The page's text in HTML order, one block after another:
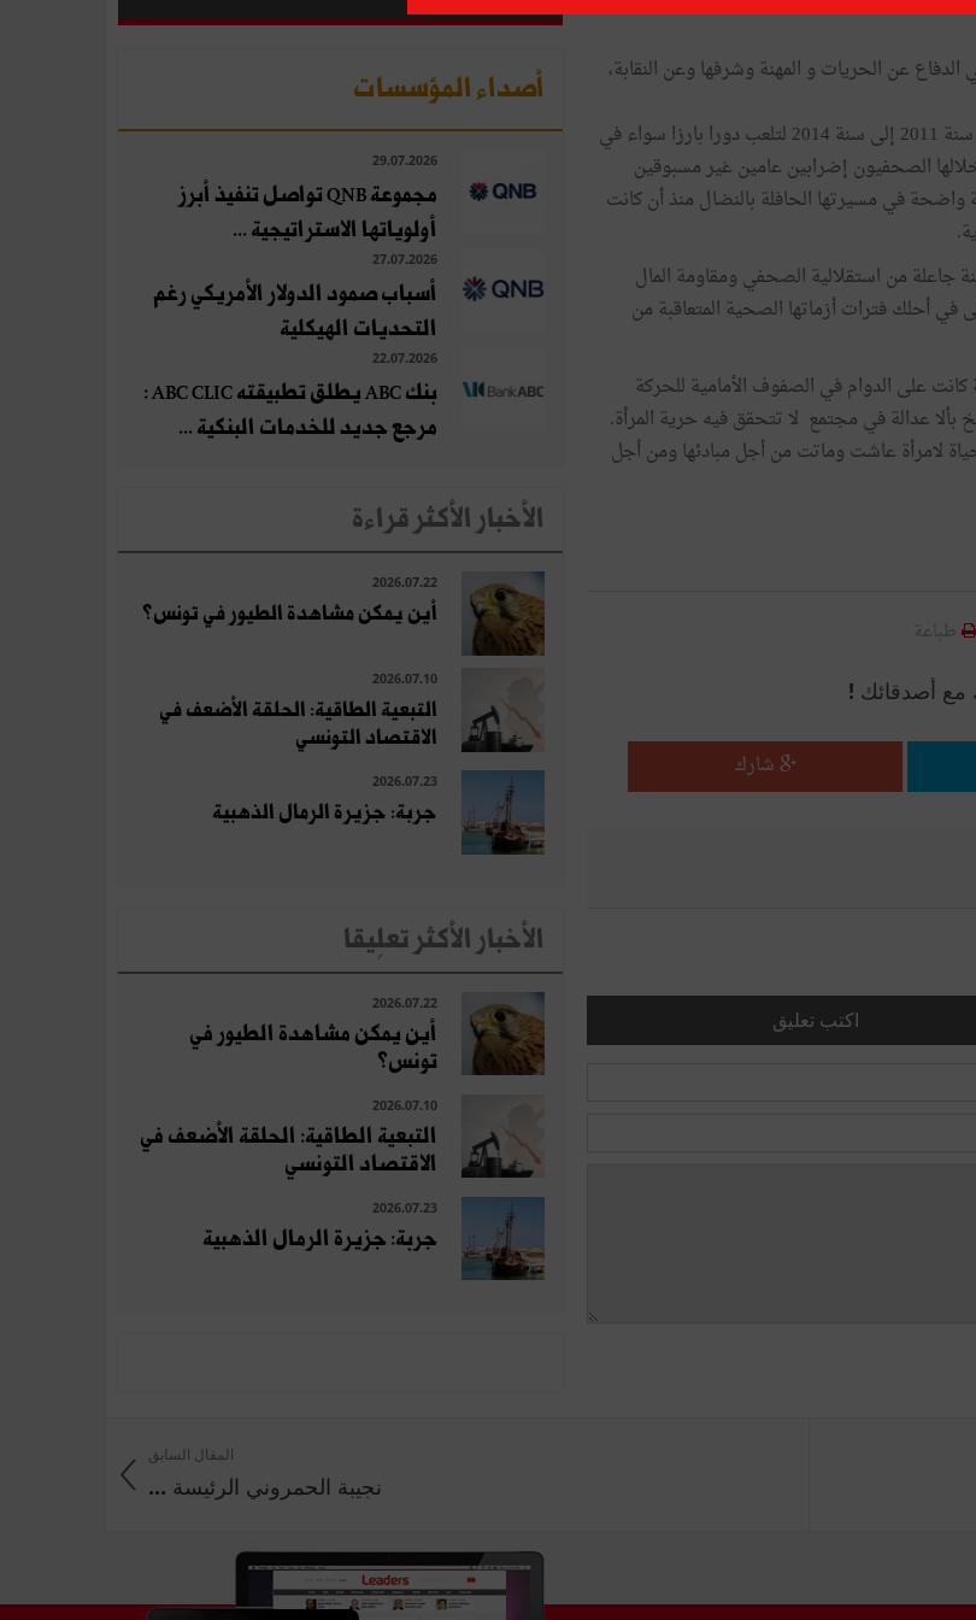
عن الحريات و المهنة وشرفها وعن النقابة،
تحملت الفقيدة مسؤولية رئاسة النقابة الوطنية للصحفيين التونسيين من سنة 2011 إلى سنة 2014 لتلعب دورا بارزا سواء في
الصحفيون إضرابين عامين غير مسبوقين
في مسيرتها الحافلة بالنضال منذ أن كانت
جاعلة من استقلالية الصحفي ومقاومة المال
أحلك فترات أزماتها الصحية المتعاقبة من
على الدوام في الصفوف الأمامية للحركة
بألا عدالة في مجتمع لا تتحقق فيه حرية المرأة.
لامرأة عاشت وماتت من أجل مبادئها ومن أجل
طباعة
مع أصدقائك !
شارك
اكتب تعليق
أصداء المؤسسات
29.07.2026
مجموعة QNB تواصل تنفيذ أبرز
أولوياتها الاستراتيجية ...
27.07.2026
أسباب صمود الدولار الأمريكي رغم
التحديات الهيكلية
22.07.2026
بنك ABC يطلق تطبيقته ABC CLIC :
مرجع جديد للخدمات البنكية ...
الأخبار الأكثر قراءة
2026.07.22
أين يمكن مشاهدة الطيور في تونس؟
2026.07.10
التبعية الطاقية: الحلقة الأضعف في
الاقتصاد التونسي
2026.07.23
جربة: جزيرة الرمال الذهبية
الأخبار الأكثر تعلِيقا
2026.07.22
أين يمكن مشاهدة الطيور في
تونس؟
2026.07.10
التبعية الطاقية: الحلقة الأضعف في
الاقتصاد التونسي
2026.07.23
جربة: جزيرة الرمال الذهبية
المقال السابق
نجيبة الحمروني الرئيسة ...